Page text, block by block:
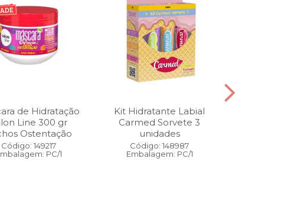
de Hidratação
Line 300 gr
Ostentação
Código: 149217
PC/1
Kit Hidratante Labial
Carmed Sorvete 3
unidades
Código: 148987
Embalagem: PC/1